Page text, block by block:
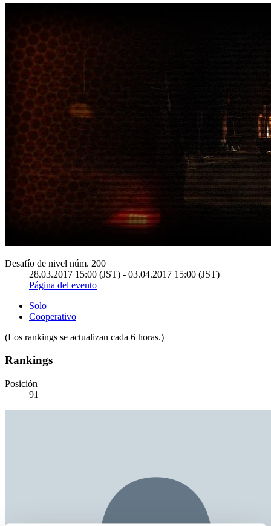
Desafío de nivel núm. 200
28.03.2017 15:00 (JST) - 03.04.2017 15:00 (JST)
Página del evento
Solo
Cooperativo
(Los rankings se actualizan cada 6 horas.)
Rankings
Posición
91